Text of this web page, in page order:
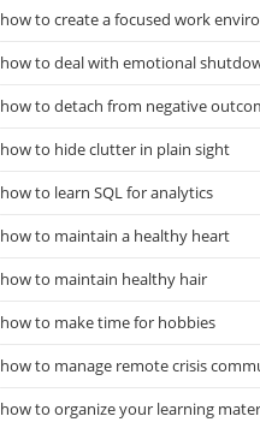
how to create a focused work
how to deal with emotional
how to detach from negative
how to hide clutter in plain sight
how to learn SQL for analytics
how to maintain a healthy heart
how to maintain healthy hair
how to make time for hobbies
how to manage remote crisis
how to organize your learning